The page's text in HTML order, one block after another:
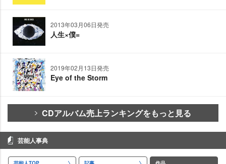
2013年03月06日発売
人生×僕=
2019年02月13日発売
Eye of the Storm
CDアルバム売上ランキングをもっと見る
芸能人事典